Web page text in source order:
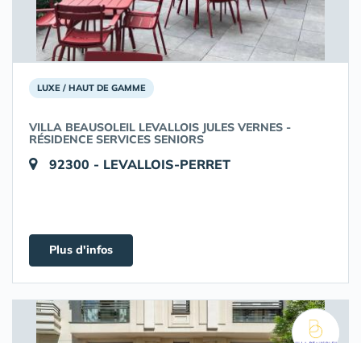
LUXE / HAUT DE GAMME
VILLA BEAUSOLEIL LEVALLOIS JULES VERNES -
RÉSIDENCE SERVICES SENIORS
92300 - LEVALLOIS-PERRET
Plus d'infos